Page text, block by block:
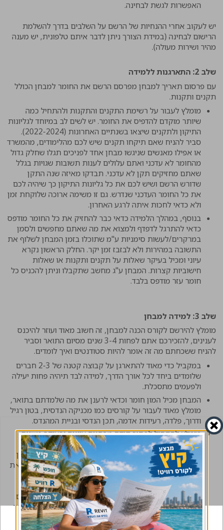
האפשרות לגשת לבחינה.
יש לעקוב אחרי ההנחיות של הרשם על השלבים בדרך להשלמת
הרישום לבחינה (במידת הצורך ניתן לדבר איתם טלפונית, יש מענה
מהיר ושירות מעולה).
שלב 2: התארגנות ללמידה
עם פרסום תאריך למבחן מפרסם הרשם את החומר למבחן הכולל
תקנים ותקנות.
מומלץ לעבור על רשימת התקנים והתקנות ולהתחיל כמה
שיותר מוקדם להדפיס את החומר. יש לשים לב במיוחד לגליונות
התיקון ולתקנים שיצאו בשנתיים האחרונות (2022-2024).
סביר להניח שאם תיקחו תקנים שיש לכם מהלימודים, מהמשרד
או אפילו מאנשים שניגשו מבחן אחד לפניכים תגלו שחלק גדול
מהחומר לא עדכני ואתם עלולים לענות תשובות שגויות בגלל
שאתם מחזיקים תקן לא עדכני. תבדקו מאיזה שנה התקן
שדורש הרשם ושיש לכם את כל גליונות התיקון כך שיהיה לכם
את כל החומר העדכני שנדרש. גם זו משימה ארוכה שלוקחת זמן
ולא כדאי לחכות איתה לרגע האחרון.
בנוסף, במהלך הלמידה כדאי כבר להחזיק את כל החומר מודפס
כדאי להתרגל לדפדף ולמצוא את מה שאתם מחפשים ולסמן
במרקרים/לעשות סימניות ע"מ שתוכלו בזמן המבחן לשלוף את
התשובה במהירות ולא לבזבז זמן יקר. החלק הראשון נקרא
עיוני ומכיל בעיקר שאלות על תקנים ותקנות או שאלות
חישוביות קצרות. המבחן ע"ג מחשב שתקבלו וניתן להכניס כל
חומר עזר מודפס בלבד.
שלב 3: למידה למבחן
מומלץ להירשם לקורס הכנה למבחן, זה חשוב מאוד ועוזר להיכנס
לענינים, להזכירכם אתם לפחות 3-4 שנים מסיום התואר וסביר
להניח ששכחתם מה זה אומר להיות סטודנטים ואיך לומדים.
במקביל כדי מאוד להתארגן על קבוצה קטנה של 2-3 חברים
שלומדים ביחד לכל אורך הדרך, למידה לבד תיהיה פחות יעילה
ולפעמים מתסכלת.
המבחן מכיל המון חומר וכדאי לרענן את מה שלמדתם בתואר,
מומלץ מאוד לעבור על קורסים כמו מכניקה הנדסית, בטון רגיל
ודרוך, פלדה, רעידות אדמה, תכן הנדסי ובניית המהנדס.
מומלץ להתחיל לפתור קודם מבחנים עיונים ובעיקר משנים
רחוקות יותר ואת המבחנים האחרונים שהיו לשמור לימים
האחרונים לפני המבחן. השאלות מפעם לרוב יותר קלות ולכן
כדאי להתחיל איתן. מומלץ מאוד לפתוח את התקן ולראות את
הדברים לעומק גם אם אתם יודעים את התשובה, חלק גדול
יופתעו לגלות המון דברים חדשים שלא ידעו עד היום. לאחר
שמתחילים להיכנס לענינים אפשר להתחיל לפתור לפי זמנים
ובמקביל לעבור למבחנים מעשיים שבד"כ יותר קשים ודורשים
יותר מאמץ.